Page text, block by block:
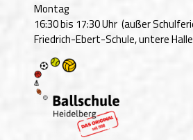
Montag
16:30 bis 17:30 Uhr (außer
Friedrich-Ebert-Schule, untere